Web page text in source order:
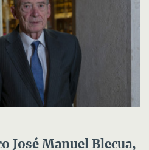
José Manuel Blecua,